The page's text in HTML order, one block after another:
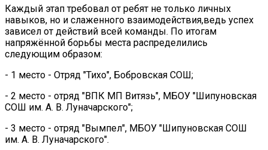
Каждый этап требовал от ребят не только личных
навыков, но и слаженного взаимодействия,ведь успех
зависел от действий всей команды. По итогам
напряжённой борьбы места распределились
следующим образом:
- 1 место - Отряд "Тихо", Бобровская СОШ;
- 2 место - отряд "ВПК МП Витязь", МБОУ "Шипуновская
СОШ им. А. В. Луначарского";
- 3 место - отряд "Вымпел", МБОУ "Шипуновская СОШ
им. А. В. Луначарского".